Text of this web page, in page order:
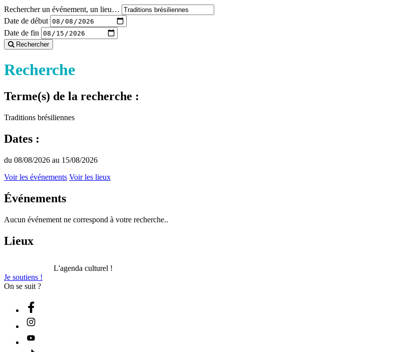
Rechercher un événement, un lieu…
Date de début
Date de fin
Rechercher
Recherche
Terme(s) de la recherche :
Traditions brésiliennes
Dates :
du 08/08/2026 au 15/08/2026
Voir les événements Voir les lieux
Événements
Aucun événement ne correspond à votre recherche..
Lieux
L'agenda culturel !
Je soutiens !
On se suit ?